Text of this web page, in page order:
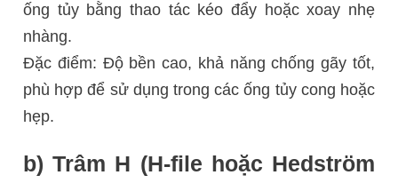
ống tủy bằng thao tác kéo đẩy hoặc xoay nhẹ
nhàng.
Đặc điểm: Độ bền cao, khả năng chống gãy tốt,
phù hợp để sử dụng trong các ống tủy cong hoặc
hẹp.
b) Trâm H (H-file hoặc Hedström